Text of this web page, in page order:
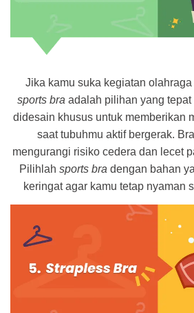
Jika kamu suka kegiatan
sports bra adalah pilihan yang tepat
didesain khusus untuk memberikan
saat tubuhmu aktif bergerak.
mengurangi risiko cedera dan lecet
Pilihlah sports bra dengan bahan
keringat agar kamu tetap nyaman